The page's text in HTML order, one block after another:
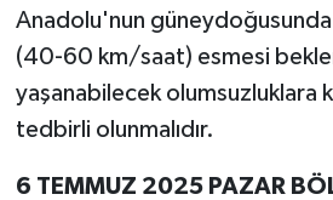
Anadolu'nun
(40-60 km/saat) esmesi
yaşanabilecek olumsuzluklara
tedbirli olunmalıdır.
6 TEMMUZ 2025 PAZAR